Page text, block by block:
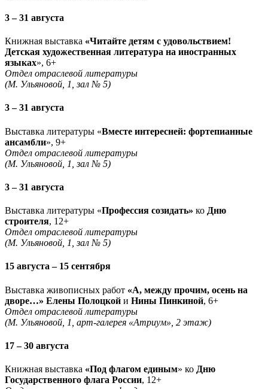
3 – 31 августа
Книжная выставка «Читайте детям с удовольствием!
Детская художественная литература на иностранных
языках», 6+
Отдел отраслевой литературы
(М. Ульяновой, 1, зал № 5)
3 – 31 августа
Выставка литературы «Вместе интересней: фортепианные
ансамбли», 9+
Отдел отраслевой литературы
(М. Ульяновой, 1, зал № 5)
3 – 31 августа
Выставка литературы «Профессия созидать» ко Дню
строителя, 12+
Отдел отраслевой литературы
(М. Ульяновой, 1, зал № 5)
15 августа – 15 сентября
Выставка живописных работ «А, между прочим, осень на
дворе…» Елены Полоцкой и Нины Пинкиной, 6+
Отдел отраслевой литературы
(М. Ульяновой, 1, арт-галерея «Атриум», 2 этаж)
17 – 30 августа
Книжная выставка «Под флагом единым» ко Дню
Государственного флага России, 12+